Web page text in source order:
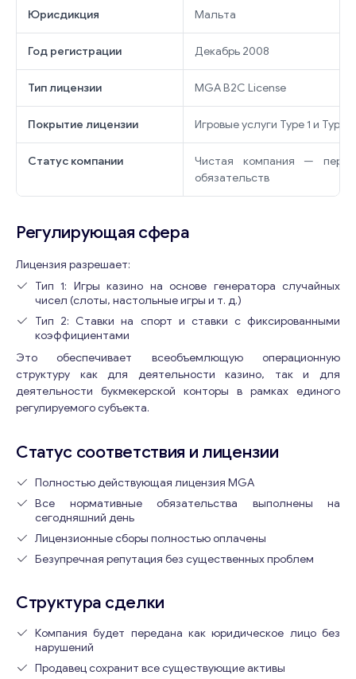
Юрисдикция Мальта
Год регистрации Декабрь 2008
Тип лицензии MGA B2C License
Покрытие лицензии Игровые услуги Type 1 и Type 2
Статус компании
Чистая компания —
обязательств
Регулирующая сфера
Лицензия разрешает:
Тип 1: Игры казино на основе генератора случайных
чисел (слоты, настольные игры и т. д.)
Тип 2: Ставки на спорт и ставки с фиксированными
коэффициентами
Это обеспечивает всеобъемлющую операционную
структуру как для деятельности казино, так и для
деятельности букмекерской конторы в рамках единого
регулируемого субъекта.
Статус соответствия и лицензии
Полностью действующая лицензия MGA
Все нормативные обязательства выполнены на
сегодняшний день
Лицензионные сборы полностью оплачены
Безупречная репутация без существенных проблем
Структура сделки
Компания будет передана как юридическое лицо без
нарушений
Продавец сохранит все существующие активы